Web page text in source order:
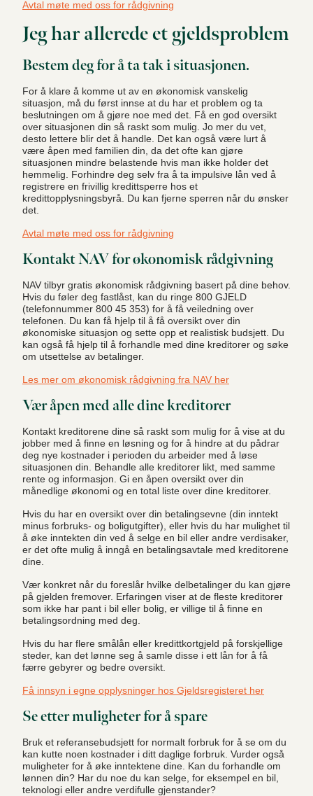
Avtal møte med oss for rådgivning
Jeg har allerede et gjeldsproblem
Bestem deg for å ta tak i situasjonen.
For å klare å komme ut av en økonomisk vanskelig
situasjon, må du først innse at du har et problem og ta
beslutningen om å gjøre noe med det. Få en god oversikt
over situasjonen din så raskt som mulig. Jo mer du vet,
desto lettere blir det å handle. Det kan også være lurt å
være åpen med familien din, da det ofte kan gjøre
situasjonen mindre belastende hvis man ikke holder det
hemmelig. Forhindre deg selv fra å ta impulsive lån ved å
registrere en frivillig kredittsperre hos et
kredittopplysningsbyrå. Du kan fjerne sperren når du ønsker
det.
Avtal møte med oss for rådgivning
Kontakt NAV for økonomisk rådgivning
NAV tilbyr gratis økonomisk rådgivning basert på dine behov.
Hvis du føler deg fastlåst, kan du ringe 800 GJELD
(telefonnummer 800 45 353) for å få veiledning over
telefonen. Du kan få hjelp til å få oversikt over din
økonomiske situasjon og sette opp et realistisk budsjett. Du
kan også få hjelp til å forhandle med dine kreditorer og søke
om utsettelse av betalinger.
Les mer om økonomisk rådgivning fra NAV her
Vær åpen med alle dine kreditorer
Kontakt kreditorene dine så raskt som mulig for å vise at du
jobber med å finne en løsning og for å hindre at du pådrar
deg nye kostnader i perioden du arbeider med å løse
situasjonen din. Behandle alle kreditorer likt, med samme
rente og informasjon. Gi en åpen oversikt over din
månedlige økonomi og en total liste over dine kreditorer.
Hvis du har en oversikt over din betalingsevne (din inntekt
minus forbruks- og boligutgifter), eller hvis du har mulighet til
å øke inntekten din ved å selge en bil eller andre verdisaker,
er det ofte mulig å inngå en betalingsavtale med kreditorene
dine.
Vær konkret når du foreslår hvilke delbetalinger du kan gjøre
på gjelden fremover. Erfaringen viser at de fleste kreditorer
som ikke har pant i bil eller bolig, er villige til å finne en
betalingsordning med deg.
Hvis du har flere smålån eller kredittkortgjeld på forskjellige
steder, kan det lønne seg å samle disse i ett lån for å få
færre gebyrer og bedre oversikt.
Få innsyn i egne opplysninger hos Gjeldsregisteret her
Se etter muligheter for å spare
Bruk et referansebudsjett for normalt forbruk for å se om du
kan kutte noen kostnader i ditt daglige forbruk. Vurder også
muligheter for å øke inntektene dine. Kan du forhandle om
lønnen din? Har du noe du kan selge, for eksempel en bil,
teknologi eller andre verdifulle gjenstander?